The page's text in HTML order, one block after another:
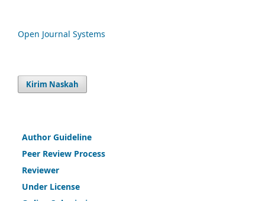
Open Journal Systems
Kirim Naskah
Author Guideline
Peer Review Process
Reviewer
Under License